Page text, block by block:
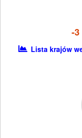
-3
Lista krajów